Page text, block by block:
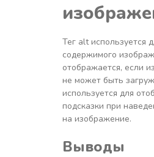
Тег alt используется
содержимого
отображается, если
не может быть
используется для
подсказки при
на изображение.
Выводы